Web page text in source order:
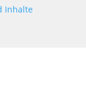
Inhalte